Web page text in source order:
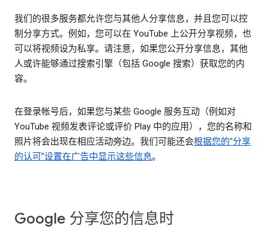
我们的很多服务都允许您与其他人分享信息，并且您可以控
制分享方式。例如，您可以在 YouTube 上公开分享视频，也
可以将视频设为私享。请注意，如果您公开分享信息，其他
人或许能够通过搜索引擎（包括 Google 搜索）获取您的内
容。
在登录帐号后，如果您与某些 Google 服务互动（例如对
YouTube 视频发表评论或评价 Play 中的应用），您的名称和
照片将会出现在相应活动旁边。我们可能还会根据您的“分享
的认可”设置在广告中显示这些信息。
Google 分享您的信息时